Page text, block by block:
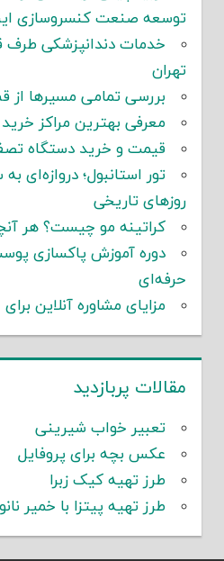
توسعه صنعت کنسروسازی
خدمات دندانپزشکی طرف
تهران
بررسی تمامی مسیرها از
معرفی بهترین مراکز خرید
قیمت و خرید دستگاه
تور استانبول؛ دروازه‌ای
روزهای تاریخی
کراتینه مو چیست؟ هر
دوره آموزش پاکسازی
حرفه‌ای
مزایای مشاوره آنلاین
مقالات پربازدید
تعبیر خواب شیرینی
عکس بچه برای پروفایل
طرز تهیه کیک زبرا
طرز تهیه پیتزا با خمیر